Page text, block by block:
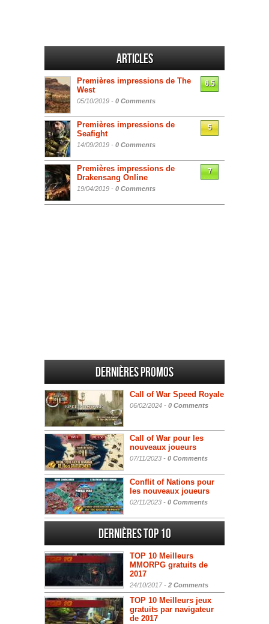
Articles
Premières impressions de The
West
05/10/2019 - 0 Comments
6.5
Premières impressions de
Seafight
14/09/2019 - 0 Comments
5
Premières impressions de
Drakensang Online
19/04/2019 - 0 Comments
7
Dernières promos
Call of War Speed Royale
06/02/2024 - 0 Comments
Call of War pour les
nouveaux joueurs
07/11/2023 - 0 Comments
Conflit of Nations pour
les nouveaux joueurs
02/11/2023 - 0 Comments
Dernières Top 10
TOP 10 Meilleurs
MMORPG gratuits de
2017
24/10/2017 - 2 Comments
TOP 10 Meilleurs jeux
gratuits par navigateur
de 2017